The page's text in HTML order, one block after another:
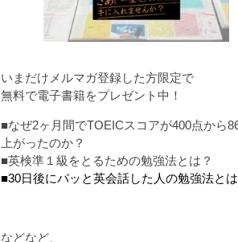
いまだけメルマガ登録した方限定で
無料で電子書籍をプレゼント中！
■なぜ2ヶ月間でTOEICスコアが400点から
上がったのか？
■英検準１級をとるための勉強法とは？
■30日後にパッと英会話した人の勉強法とは
などなど、